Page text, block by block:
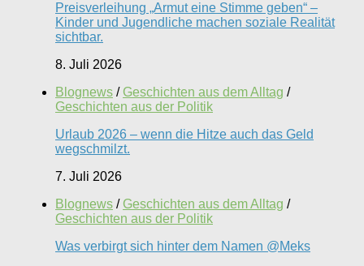
Preisverleihung „Armut eine Stimme geben“ –
Kinder und Jugendliche machen soziale Realität
sichtbar.
8. Juli 2026
Blognews / Geschichten aus dem Alltag /
Geschichten aus der Politik
Urlaub 2026 – wenn die Hitze auch das Geld
wegschmilzt.
7. Juli 2026
Blognews / Geschichten aus dem Alltag /
Geschichten aus der Politik
Was verbirgt sich hinter dem Namen @Meks